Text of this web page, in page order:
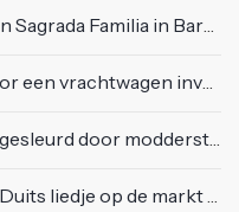
in Barcelona met lading verf
vrachtwagen invoegen
door modderstroom
op de markt van Emmen